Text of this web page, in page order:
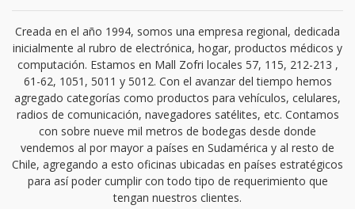
Creada en el año 1994, somos una empresa regional, dedicada
inicialmente al rubro de electrónica, hogar, productos médicos y
computación. Estamos en Mall Zofri locales 57, 115, 212-213 ,
61-62, 1051, 5011 y 5012. Con el avanzar del tiempo hemos
agregado categorías como productos para vehículos, celulares,
radios de comunicación, navegadores satélites, etc. Contamos
con sobre nueve mil metros de bodegas desde donde
vendemos al por mayor a países en Sudamérica y al resto de
Chile, agregando a esto oficinas ubicadas en países estratégicos
para así poder cumplir con todo tipo de requerimiento que
tengan nuestros clientes.